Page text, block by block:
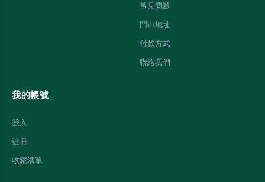
常見問題
門市地址
付款方式
聯絡我們
我的帳號
登入
註冊
收藏清單